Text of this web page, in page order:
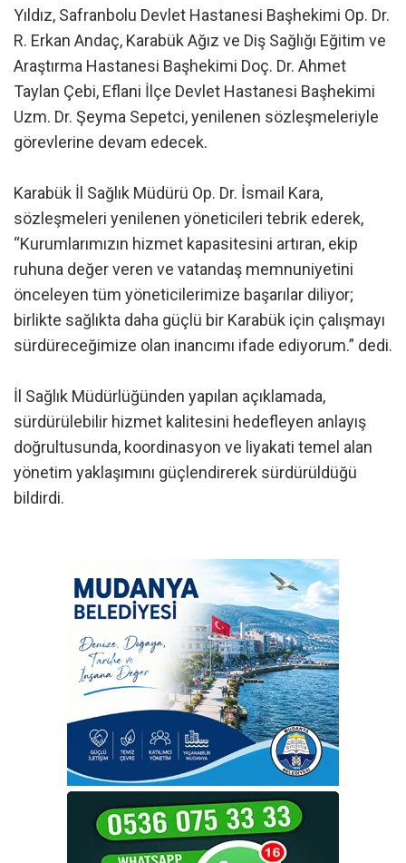
Yıldız, Safranbolu Devlet Hastanesi Başhekimi Op. Dr.
R. Erkan Andaç, Karabük Ağız ve Diş Sağlığı Eğitim ve
Araştırma Hastanesi Başhekimi Doç. Dr. Ahmet
Taylan Çebi, Eflani İlçe Devlet Hastanesi Başhekimi
Uzm. Dr. Şeyma Sepetci, yenilenen sözleşmeleriyle
görevlerine devam edecek.
Karabük İl Sağlık Müdürü Op. Dr. İsmail Kara,
sözleşmeleri yenilenen yöneticileri tebrik ederek,
“Kurumlarımızın hizmet kapasitesini artıran, ekip
ruhuna değer veren ve vatandaş memnuniyetini
önceleyen tüm yöneticilerimize başarılar diliyor;
birlikte sağlıkta daha güçlü bir Karabük için çalışmayı
sürdüreceğimize olan inancımı ifade ediyorum.” dedi.
İl Sağlık Müdürlüğünden yapılan açıklamada,
sürdürülebilir hizmet kalitesini hedefleyen anlayış
doğrultusunda, koordinasyon ve liyakati temel alan
yönetim yaklaşımını güçlendirerek sürdürüldüğü
bildirdi.